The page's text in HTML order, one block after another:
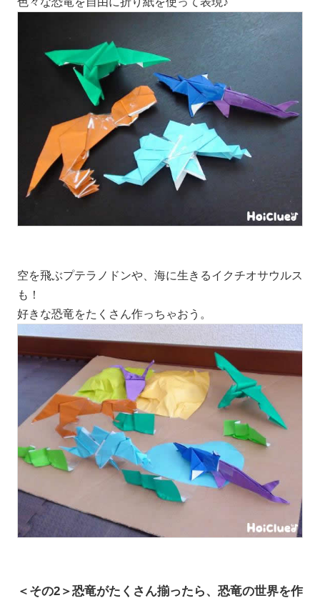
空を飛ぶプテラノドンや、海に生きるイクチオサウルス
も！
好きな恐竜をたくさん作っちゃおう。
＜その2＞恐竜がたくさん揃ったら、恐竜の世界を作